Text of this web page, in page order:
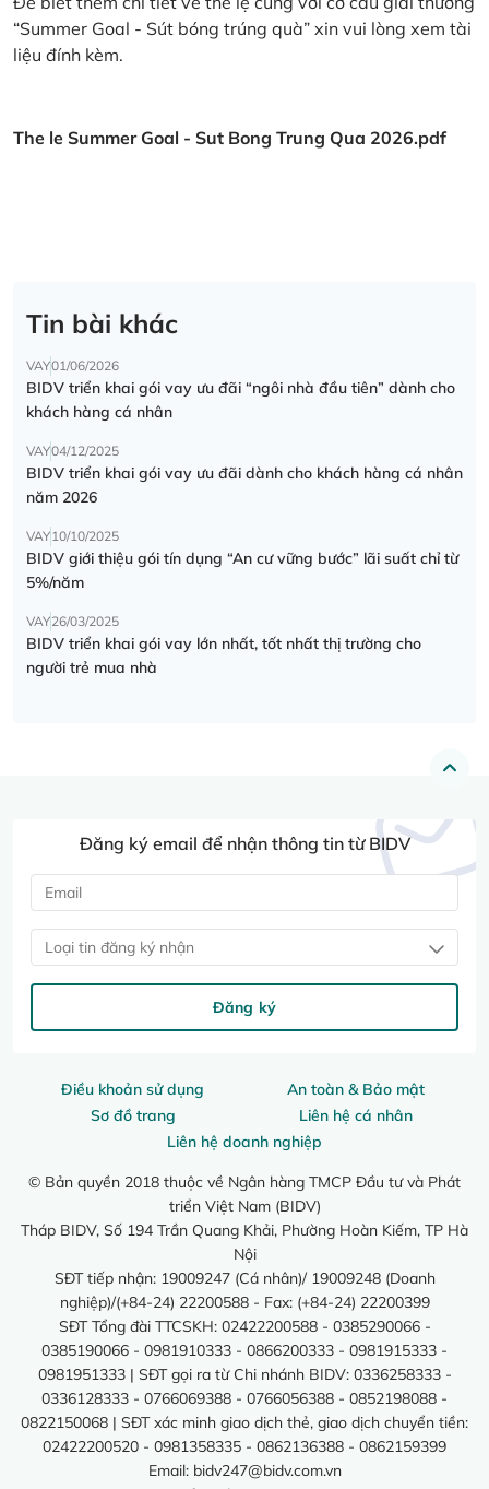
“Summer Goal - Sút bóng trúng quà” xin vui lòng xem tài
liệu đính kèm.
The le Summer Goal - Sut Bong Trung Qua 2026.pdf
Tin bài khác
VAY01/06/2026
BIDV triển khai gói vay ưu đãi “ngôi nhà đầu tiên” dành cho
khách hàng cá nhân
VAY04/12/2025
BIDV triển khai gói vay ưu đãi dành cho khách hàng cá nhân
năm 2026
VAY10/10/2025
BIDV giới thiệu gói tín dụng “An cư vững bước” lãi suất chỉ từ
5%/năm
VAY26/03/2025
BIDV triển khai gói vay lớn nhất, tốt nhất thị trường cho
người trẻ mua nhà
Điều khoản sử dụng
An toàn & Bảo mật
Sơ đồ trang
Liên hệ cá nhân
Liên hệ doanh nghiệp
© Bản quyền 2018 thuộc về Ngân hàng TMCP Đầu tư và Phát
triển Việt Nam (BIDV)
Tháp BIDV, Số 194 Trần Quang Khải, Phường Hoàn Kiếm, TP Hà
Nội
SĐT tiếp nhận: 19009247 (Cá nhân)/ 19009248 (Doanh
nghiệp)/(+84-24) 22200588 - Fax: (+84-24) 22200399
SĐT Tổng đài TTCSKH: 02422200588 - 0385290066 -
0385190066 - 0981910333 - 0866200333 - 0981915333 -
0981951333 | SĐT gọi ra từ Chi nhánh BIDV: 0336258333 -
0336128333 - 0766069388 - 0766056388 - 0852198088 -
0822150068 | SĐT xác minh giao dịch thẻ, giao dịch chuyển tiền:
02422200520 - 0981358335 - 0862136388 - 0862159399
Email: bidv247@bidv.com.vn
Đăng ký email để nhận thông tin từ BIDV
Loại tin đăng ký nhận
Đăng ký